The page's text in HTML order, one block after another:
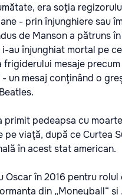
era soţia
- prin înjunghiere sau
de Manson a pătruns
au înjunghiat mortal pe
mesaje precum
un mesaj conţinând o
primit pedeapsa cu
viaţă, după ce Curtea
în acest stat american.
în 2016 pentru rolul
din „Moneyball“ şi